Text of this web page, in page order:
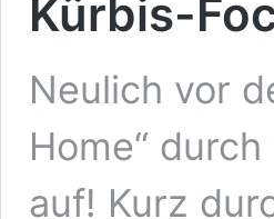
Kürbis-
Neulich vor
Home“
auf! Kurz